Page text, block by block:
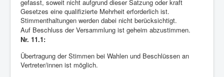
gefasst, soweit nicht aufgrund dieser Satzung oder kraft
Gesetzes eine qualifizierte Mehrheit erforderlich ist.
Stimmenthaltungen werden dabei nicht berücksichtigt.
Auf Beschluss der Versammlung ist geheim abzustimmen.
Nr. 11.1:
Übertragung der Stimmen bei Wahlen und Beschlüssen an
Vertreter/innen ist möglich.